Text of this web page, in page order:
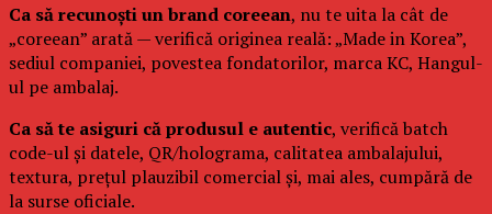
Ca să recunoști un brand coreean, nu te uita la cât de
„coreean” arată — verifică originea reală: „Made in Korea”,
sediul companiei, povestea fondatorilor, marca KC, Hangul-
ul pe ambalaj.
Ca să te asiguri că produsul e autentic, verifică batch
code-ul și datele, QR/holograma, calitatea ambalajului,
textura, prețul plauzibil comercial și, mai ales, cumpără de
la surse oficiale.